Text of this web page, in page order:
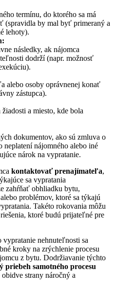
termínu, do ktorého sa má
(spravidla by mal byť primeraný a
lehoty).
následky, ak nájomca
dodrží (napr. možnosť
alebo osoby oprávnenej konať
zástupca).
a miesto, kde bola
dokumentov, ako sú zmluva o
neplatení nájomného alebo iné
nárok na vypratanie.
kontaktovať prenajímateľa,
sa vypratania
zahŕňať obhliadku bytu,
problémov, ktoré sa týkajú
Takéto rokovania môžu
ktoré budú prijateľné pre
nehnuteľnosti sa
kroky na zrýchlenie procesu
z bytu. Dodržiavanie týchto
priebeh samotného procesu
strany náročný a